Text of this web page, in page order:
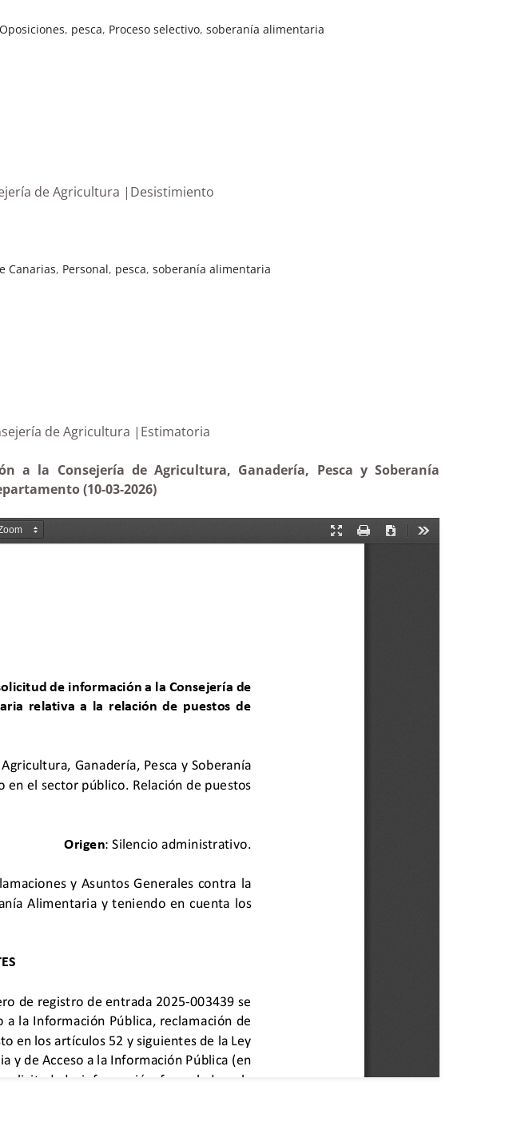
Oposiciones, pesca, Proceso selectivo,soberanía alimentaria
de Agricultura |Desistimiento
Canarias, Personal, pesca,soberanía alimentaria
Consejería de Agricultura |Estimatoria
a la Consejería de Agricultura, Ganadería, Pesca y Soberanía
(10-03-2026)